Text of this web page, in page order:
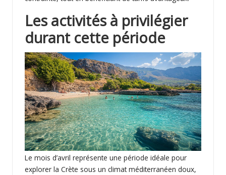
Les activités à privilégier
durant cette période
Le mois d’avril représente une période idéale pour
explorer la Crète sous un climat méditerranéen doux,